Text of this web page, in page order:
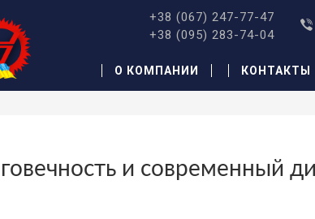
+38 (067) 247-77-47
+38 (095) 283-74-04
О КОМПАНИИ КОНТАКТЫ
и современный